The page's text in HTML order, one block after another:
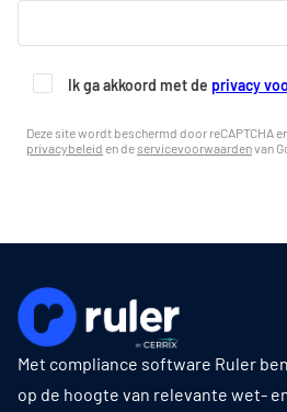
Ik ga akkoord met de privacy
Deze site wordt beschermd door reCAPTCHA
privacybeleid en deservicevoorwaardenvan
Met compliance software Ruler
op de hoogte van relevante wet-